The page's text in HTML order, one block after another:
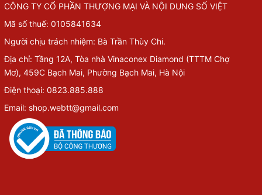
CÔNG TY CỔ PHẦN THƯỢNG MẠI VÀ NỘI DUNG SỐ VIỆT
Mã số thuế: 0105841634
Người chịu trách nhiệm: Bà Trần Thùy Chi.
Địa chỉ: Tầng 12A, Tòa nhà Vinaconex Diamond (TTTM Chợ
Mơ), 459C Bạch Mai, Phường Bạch Mai, Hà Nội
Điện thoại: 0823.885.888
Email: shop.webtt@gmail.com